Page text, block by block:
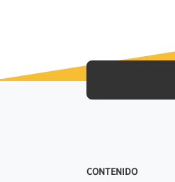
CONTENIDO